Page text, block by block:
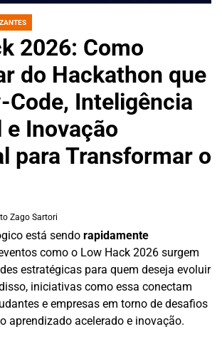
2026: Como
do Hackathon que
Code, Inteligência
Inovação
para Transformar o
Zago Sartori
está sendo rapidamente
como o Low Hack 2026 surgem
estratégicas para quem deseja evoluir
iniciativas como essa conectam
e empresas em torno de desafios
aprendizado acelerado e inovação.